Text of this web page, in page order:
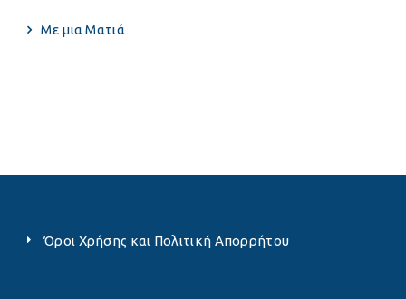
Με μια Ματιά
Όροι Χρήσης και Πολιτική Απορρήτου